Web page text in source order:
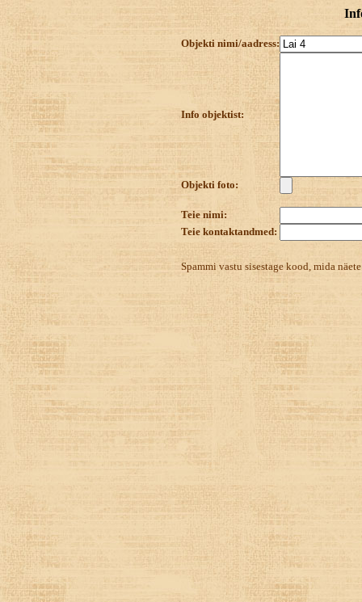
Objekti nimi/aadress:
Info objektist:
Objekti foto:
Teie nimi:
Teie kontaktandmed:
Spammi vastu sisestage kood, mida